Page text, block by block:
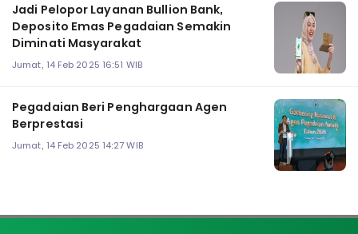
Jadi Pelopor Layanan Bullion Bank,
Deposito Emas Pegadaian Semakin
Diminati Masyarakat
Jumat, 14 Feb 2025 16:51 WIB
Pegadaian Beri Penghargaan Agen
Berprestasi
Jumat, 14 Feb 2025 14:27 WIB